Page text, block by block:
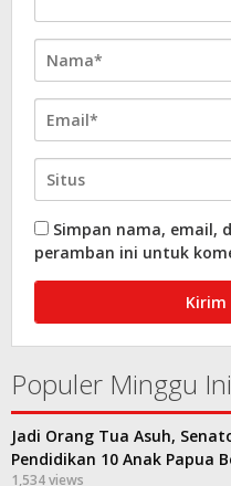
Simpan nama, email,
peramban ini untuk
Populer Minggu Ini
Jadi Orang Tua Asuh,
Pendidikan 10 Anak Papua
1,534 views